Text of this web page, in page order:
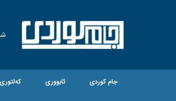
جام کوردی ئابووری کەلتوری